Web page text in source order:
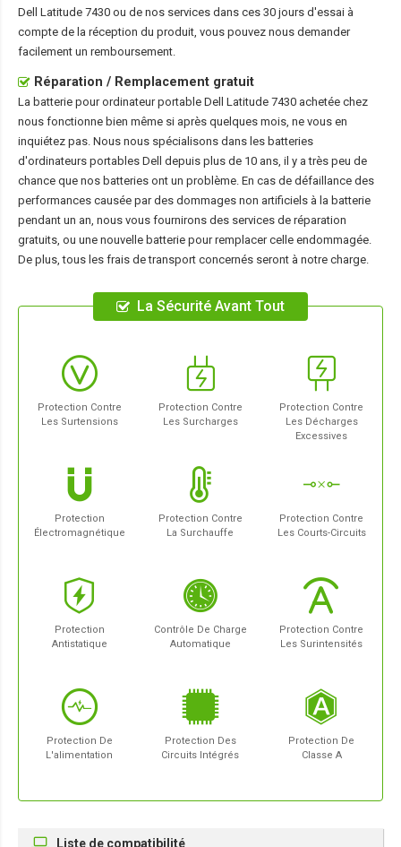
Dell Latitude 7430 ou de nos services dans ces 30 jours d'essai à
compte de la réception du produit, vous pouvez nous demander
facilement un remboursement.
Réparation / Remplacement gratuit
La batterie pour ordinateur portable Dell Latitude 7430 achetée chez
nous fonctionne bien même si après quelques mois, ne vous en
inquiétez pas. Nous nous spécialisons dans les batteries
d'ordinateurs portables Dell depuis plus de 10 ans, il y a très peu de
chance que nos batteries ont un problème. En cas de défaillance des
performances causée par des dommages non artificiels à la batterie
pendant un an, nous vous fournirons des services de réparation
gratuits, ou une nouvelle batterie pour remplacer celle endommagée.
De plus, tous les frais de transport concernés seront à notre charge.
La Sécurité Avant Tout
Protection Contre
Les Surtensions
Protection Contre
Les Surcharges
Protection Contre
Les Décharges
Excessives
Protection
Électromagnétique
Protection Contre
La Surchauffe
Protection Contre
Les Courts-Circuits
Protection
Antistatique
Contrôle De Charge
Automatique
Protection Contre
Les Surintensités
Protection De
L'alimentation
Protection Des
Circuits Intégrés
Protection De
Classe A
Liste de compatibilité